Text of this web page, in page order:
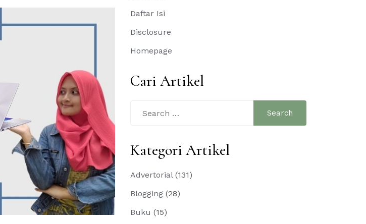
Daftar Isi
Disclosure
Homepage
Cari Artikel
for:
Kategori Artikel
Advertorial(131)
Blogging (28)
Buku (15)